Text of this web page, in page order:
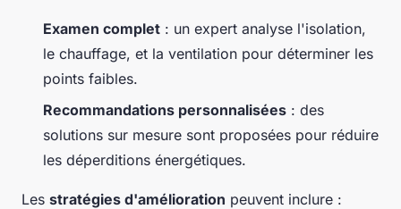
Examen complet : un expert analyse l'isolation,
le chauffage, et la ventilation pour déterminer les
points faibles.
Recommandations personnalisées : des
solutions sur mesure sont proposées pour réduire
les déperditions énergétiques.
Les stratégies d'amélioration peuvent inclure :